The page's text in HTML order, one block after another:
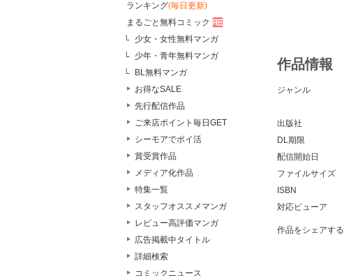
ランキング(毎日更新)
まるごと無料コミック
少女・女性無料マンガ
少年・青年無料マンガ
BL無料マンガ
お得なSALE
先行配信作品
ご来店ポイント毎日GET
シーモアでポイ活
賞受賞作品
メディア化作品
特集一覧
スタッフオススメマンガ
レビュー高評価マンガ
広告掲載中タイトル
詳細検索
コミックニュース
作品情報
ジャンル
出版社
DL期限
配信開始日
ファイルサイズ
ISBN
対応ビューア
作品をシェアする